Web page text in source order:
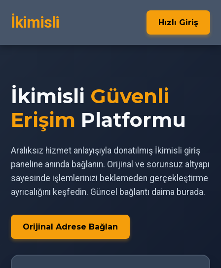
İkimisli Hızlı Giriş
İkimisli Güvenli
Erişim Platformu
Aralıksız hizmet anlayışıyla donatılmış İkimisli giriş
paneline anında bağlanın. Orijinal ve sorunsuz altyapı
sayesinde işlemlerinizi beklemeden gerçekleştirme
ayrıcalığını keşfedin. Güncel bağlantı daima burada.
Orijinal Adrese Bağlan